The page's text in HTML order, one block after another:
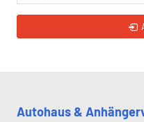
Autohaus &